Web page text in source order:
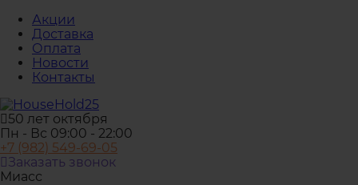
Акции
Доставка
Оплата
Новости
Контакты
50 лет октября
Пн - Вс 09:00 - 22:00
+7 (982) 549-69-05
Заказать звонок
Миасс